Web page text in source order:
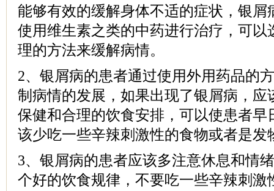
能够有效的缓解身体不适的症状，银屑
使用维生素之类的中药进行治疗，可以
理的方法来缓解病情。
2、银屑病的患者通过使用外用药品的
制病情的发展，如果出现了银屑病，应
保健和合理的饮食安排，可以使患者早
该少吃一些辛辣刺激性的食物或者是发
3、银屑病的患者应该多注意休息和情
个好的饮食规律，不要吃一些辛辣刺激